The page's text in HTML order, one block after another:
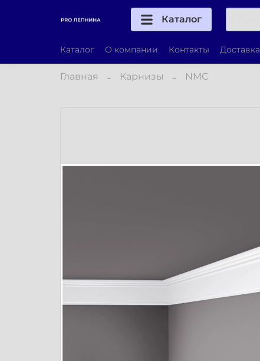
Каталог
Каталог О компании Контакты Доставка
Главная Карнизы NMC